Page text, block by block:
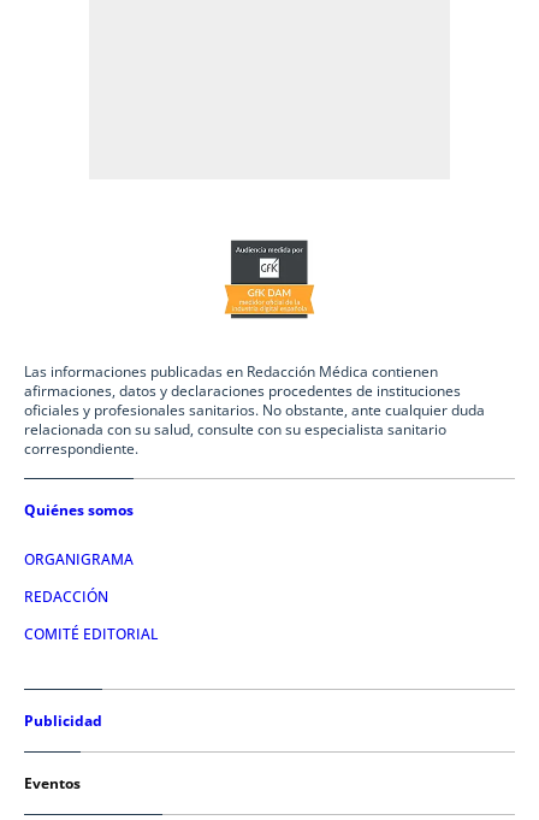
Las informaciones publicadas en Redacción Médica contienen
afirmaciones, datos y declaraciones procedentes de instituciones
oficiales y profesionales sanitarios. No obstante, ante cualquier duda
relacionada con su salud, consulte con su especialista sanitario
correspondiente.
Quiénes somos
ORGANIGRAMA
REDACCIÓN
COMITÉ EDITORIAL
Publicidad
Eventos